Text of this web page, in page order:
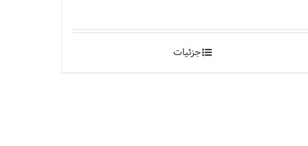
جزئیات